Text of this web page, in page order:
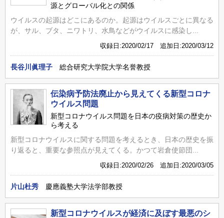
源とグローバル化との関係
ウイルスの起源はどこにあるのか。起源はウイルスごとに異なる
が、サル、ブタ、ニワトリ、水鳥などがウイルスに感染し...
収録日:2020/02/17 追加日:2020/03/12
長谷川眞理子 総合研究大学院大学名誉教授
伝染病予防法廃止から見えてくる新型コロナ
ウイルス問題
新型コロナウイルス問題を日本の疫病対策の歴史か
ら考える
新型コロナウイルスに関する問題を考えるとき、日本の歴史を振
り返ると、重要な参照点が見えてくる。かつて岩倉使節団...
収録日:2020/02/26 追加日:2020/03/05
片山杜秀 慶應義塾大学法学部教授
新型コロナウイルスが経済に及ぼす最悪のシ